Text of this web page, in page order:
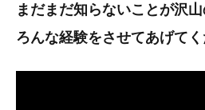
まだまだ知らないことが沢
ろんな経験をさせてあげてく